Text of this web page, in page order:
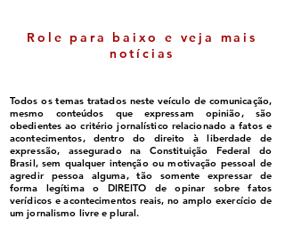
Role para baixo e veja mais
notícias
Todos os temas tratados neste veículo de comunicação,
mesmo conteúdos que expressam opinião, são
obedientes ao critério jornalístico relacionado a fatos e
acontecimentos, dentro do direito à liberdade de
expressão, assegurado na Constituição Federal do
Brasil, sem qualquer intenção ou motivação pessoal de
agredir pessoa alguma, tão somente expressar de
forma legítima o DIREITO de opinar sobre fatos
verídicos e acontecimentos reais, no amplo exercício de
um jornalismo livre e plural.